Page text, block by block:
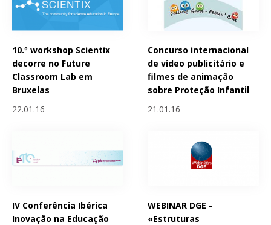
10.º workshop Scientix
decorre no Future
Classroom Lab em
Bruxelas
22.01.16
Concurso internacional
de vídeo publicitário e
filmes de animação
sobre Proteção Infantil
21.01.16
IV Conferência Ibérica
Inovação na Educação
WEBINAR DGE -
«Estruturas